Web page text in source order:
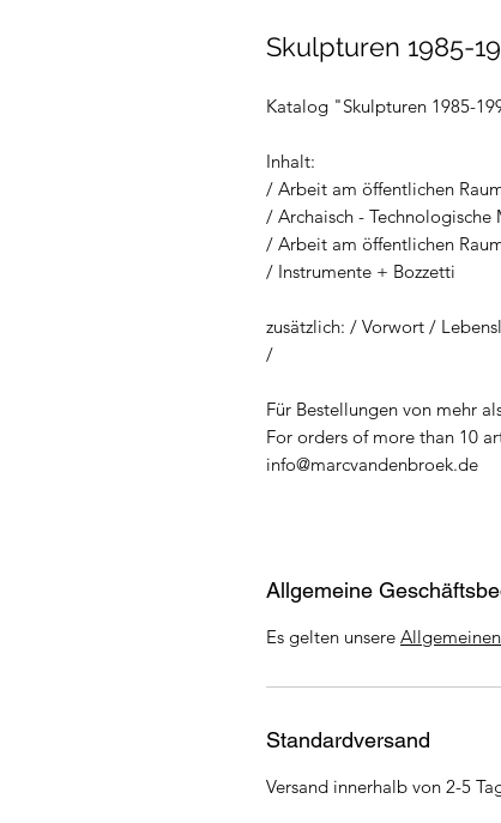
Skulpturen 1985-
Katalog "Skulpturen 1985-
Inhalt:
/ Arbeit am öffentlichen
/ Archaisch - Technologische
/ Arbeit am öffentlichen
/ Instrumente + Bozzetti
zusätzlich: / Vorwort /
/
Für Bestellungen von mehr
For orders of more than 10
info@marcvandenbroek.de
Allgemeine
Es gelten unsere
Standardversand
Versand innerhalb von 2-5